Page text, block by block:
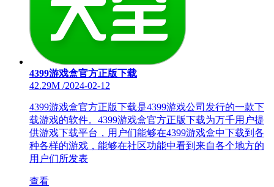
4399游戏盒官方正版下载
42.29M /2024-02-12
4399游戏盒官方正版下载是4399游戏公司发行的一款下
载游戏的软件。4399游戏盒官方正版下载为万千用户提
供游戏下载平台，用户们能够在4399游戏盒中下载到各
种各样的游戏，能够在社区功能中看到来自各个地方的
用户们所发表
查看